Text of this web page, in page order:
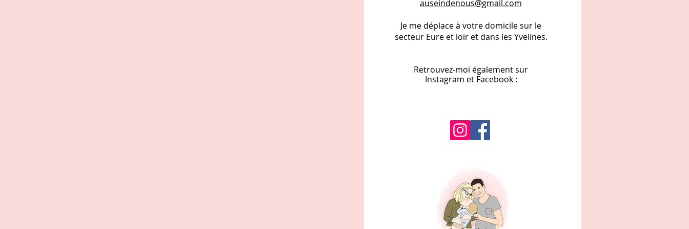
auseindenous@gmail.com
Je me déplace à votre domicile sur le
secteur Eure et loir et dans les Yvelines.
Retrouvez-moi également sur
Instagram et Facebook :